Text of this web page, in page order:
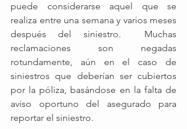
puede considerarse aquel que se
realiza entre una semana y varios meses
después del siniestro.  Muchas
reclamaciones son negadas
rotundamente, aún en el caso de
siniestros que deberían ser cubiertos
por la póliza, basándose en la falta de
aviso oportuno del asegurado para
reportar el siniestro.